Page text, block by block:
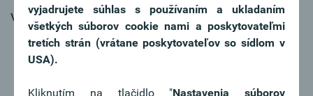
Váš profil:
Erfolgreich abgeschlossene Ausbildung mit IT-
Schwerpunkt (idealerweise Studium, mind. jedoch
Sie verfügen über sehr gute EDV-Kenntnisse
vyjadrujete súhlas s používaním a ukladaním
všetkých súborov cookie nami a poskytovateľmi
tretích strán (vrátane poskytovateľov so sídlom v
USA).
Kliknutím na tlačidlo "Nastavenia súborov